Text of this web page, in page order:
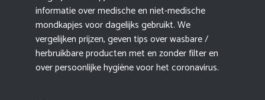
informatie over medische en niet-medische
mondkapjes voor dagelijks gebruikt. We
vergelijken prijzen, geven tips over wasbare /
herbruikbare producten met en zonder filter en
over persoonlijke hygiëne voor het coronavirus.